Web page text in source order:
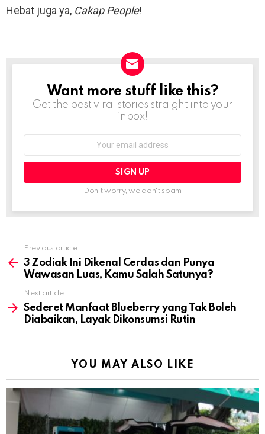
Hebat juga ya, Cakap People!
NEWSLETTER
Want more stuff like this?
Get the best viral stories straight into your
inbox!
Don't worry, we don't spam
more
Previous article
3 Zodiak Ini Dikenal Cerdas dan Punya
Wawasan Luas, Kamu Salah Satunya?
Next article
Sederet Manfaat Blueberry yang Tak Boleh
Diabaikan, Layak Dikonsumsi Rutin
YOU MAY ALSO LIKE